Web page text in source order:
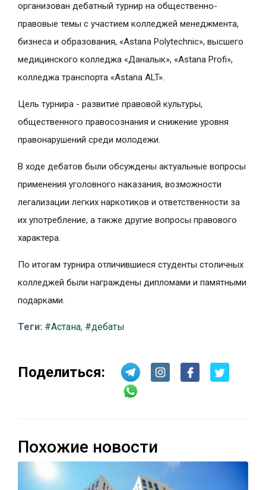
организован дебатный турнир на общественно-
правовые темы с участием колледжей менеджмента,
бизнеса и образования, «Astana Polytechnic», высшего
медицинского колледжа «Даналык», «Astana Profi»,
колледжа транспорта «Astana ALT».
Цель турнира - развитие правовой культуры,
общественного правосознания и снижение уровня
правонарушений среди молодежи.
В ходе дебатов были обсуждены актуальные вопросы
применения уголовного наказания, возможности
легализации легких наркотиков и ответственности за
их употребление, а также другие вопросы правового
характера.
По итогам турнира отличившиеся студенты столичных
колледжей были награждены дипломами и памятными
подарками.
Теги: #Астана, #дебаты
Поделиться:
Похожие новости